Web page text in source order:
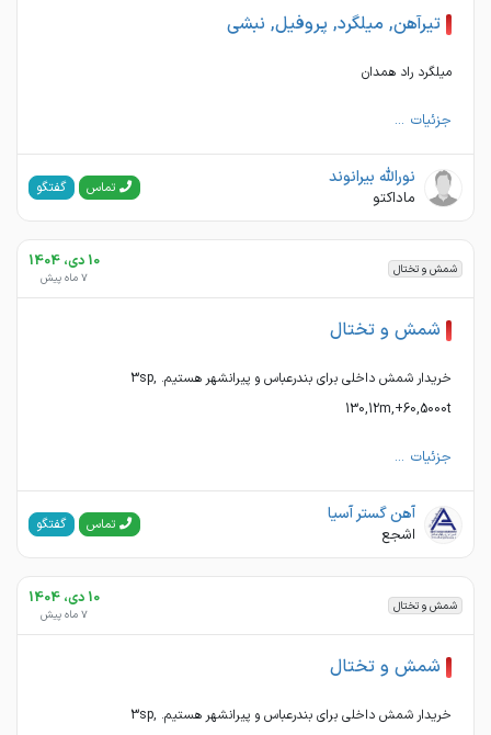
تیرآهن, میلگرد, پروفیل, نبشی
میلگرد راد همدان
جزئیات ...
نورالله بیرانوند
ماداکتو تماس گفتگو
شمش و تختال 10 دی، 1404
7 ماه پیش
شمش و تختال
خریدار شمش داخلی برای بندرعباس و پیرانشهر هستیم. 3sp,
130,12m,+60,5000t
جزئیات ...
آهن گستر آسیا
اشجع تماس گفتگو
شمش و تختال 10 دی، 1404
7 ماه پیش
شمش و تختال
خریدار شمش داخلی برای بندرعباس و پیرانشهر هستیم. 3sp,